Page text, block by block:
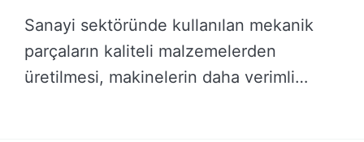
Sanayi sektöründe kullanılan mekanik
parçaların kaliteli malzemelerden
üretilmesi, makinelerin daha verimli